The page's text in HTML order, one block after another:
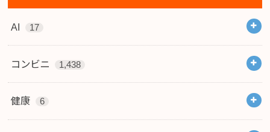
AI 17
コンビニ 1,438
健康 6